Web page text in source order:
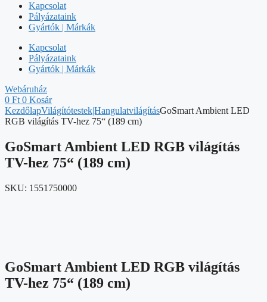
Kapcsolat
Pályázataink
Gyártók | Márkák
Kapcsolat
Pályázataink
Gyártók | Márkák
Webáruház
0 Ft 0 Kosár
KezdőlapVilágítótestek|HangulatvilágításGoSmart Ambient LED
RGB világítás TV-hez 75“ (189 cm)
GoSmart Ambient LED RGB világítás
TV-hez 75“ (189 cm)
SKU: 1551750000
GoSmart Ambient LED RGB világítás
TV-hez 75“ (189 cm)